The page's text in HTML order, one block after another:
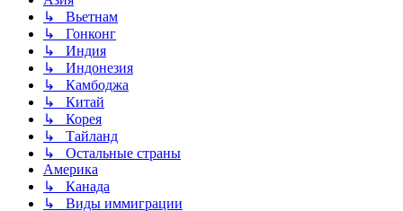
↳ Вьетнам
↳ Гонконг
↳ Индия
↳ Индонезия
↳ Камбоджа
↳ Китай
↳ Корея
↳ Тайланд
↳ Остальные страны
Америка
↳ Канада
↳ Виды иммиграции